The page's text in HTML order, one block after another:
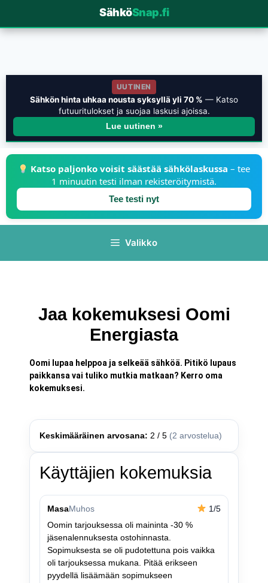
SähköSnap.fi
UUTINEN
Sähkön hinta uhkaa nousta syksyllä yli 70 % — Katso
futuuritulokset ja suojaa laskusi ajoissa.
Lue uutinen »
Katso paljonko voisit säästää sähkölaskussa – tee
1 minuutin testi ilman rekisteröitymistä.
Tee testi nyt
Valikko
Jaa kokemuksesi Oomi
Energiasta
Oomi lupaa helppoa ja selkeää sähköä. Pitikö lupaus
paikkansa vai tuliko mutkia matkaan? Kerro oma
kokemuksesi.
Keskimääräinen arvosana: 2 / 5 (2 arvostelua)
Käyttäjien kokemuksia
MasaMuhos
1/5
Oomin tarjouksessa oli maininta -30 %
jäsenalennuksesta ostohinnasta.
Sopimuksesta se oli pudotettuna pois vaikka
oli tarjouksessa mukana. Pitää erikseen
pyydellä lisäämään sopimukseen